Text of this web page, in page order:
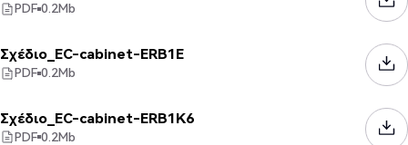
PDF 0.2Mb
Σχέδιο_EC-cabinet-ERB1E
PDF 0.2Mb
Σχέδιο_EC-cabinet-ERB1K6
PDF 0.2Mb